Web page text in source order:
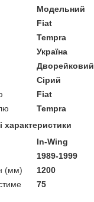
Модельний
Fiat
Tempra
Україна
Дворейковий
Сірий
Fiat
Tempra
характеристики
In-Wing
1989-1999
(мм)
1200
75